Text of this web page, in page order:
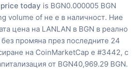
today is BGN0.000005 BGN
volume of не е в наличност. Ние
цена на LANLAN в BGN в реално
без промяна през последните 24
на CoinMarketCap е #3442, с
от BGN40,969.29 BGN.